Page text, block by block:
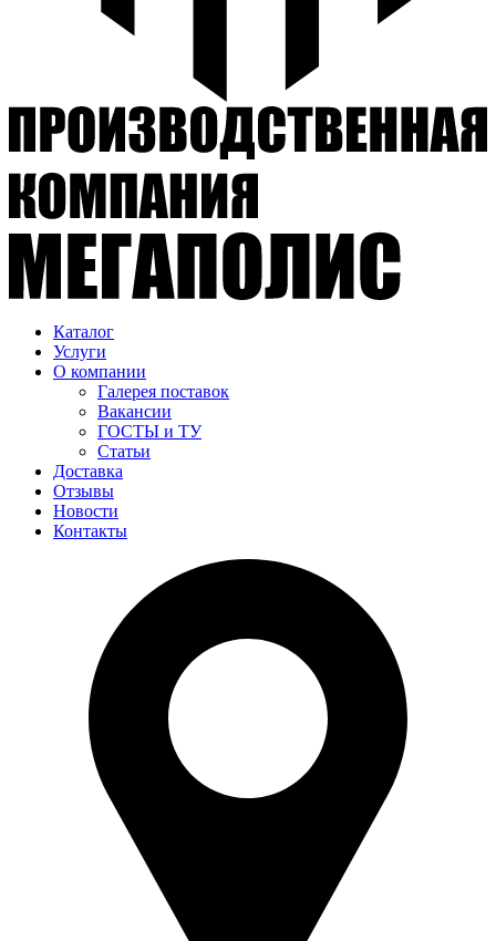
Каталог
Услуги
О компании
Галерея поставок
Вакансии
ГОСТЫ и ТУ
Статьи
Доставка
Отзывы
Новости
Контакты